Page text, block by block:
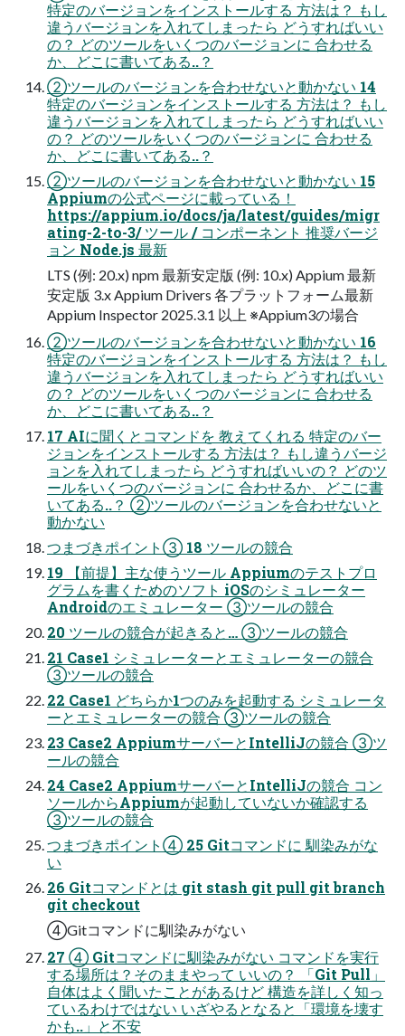
特定のバージョンをインストールする 方法は？ もし
違うバージョンを入れてしまったら どうすればいい
の？ どのツールをいくつのバージョンに 合わせる
か、どこに書いてある..？
②ツールのバージョンを合わせないと動かない 14
特定のバージョンをインストールする 方法は？ もし
違うバージョンを入れてしまったら どうすればいい
の？ どのツールをいくつのバージョンに 合わせる
か、どこに書いてある..？
②ツールのバージョンを合わせないと動かない 15
Appiumの公式ページに載っている！
https://appium.io/docs/ja/latest/guides/migr
ating-2-to-3/ ツール / コンポーネント 推奨バージ
ョン Node.js 最新
LTS (例: 20.x) npm 最新安定版 (例: 10.x) Appium 最新
安定版 3.x Appium Drivers 各プラットフォーム最新
Appium Inspector 2025.3.1 以上 ※Appium3の場合
②ツールのバージョンを合わせないと動かない 16
特定のバージョンをインストールする 方法は？ もし
違うバージョンを入れてしまったら どうすればいい
の？ どのツールをいくつのバージョンに 合わせる
か、どこに書いてある..？
17 AIに聞くとコマンドを 教えてくれる 特定のバー
ジョンをインストールする 方法は？ もし違うバージ
ョンを入れてしまったら どうすればいいの？ どのツ
ールをいくつのバージョンに 合わせるか、どこに書
いてある..？ ②ツールのバージョンを合わせないと
動かない
つまづきポイント③ 18 ツールの競合
19 【前提】主な使うツール Appiumのテストプロ
グラムを書くためのソフト iOSのシミュレーター
Androidのエミュレーター ③ツールの競合
20 ツールの競合が起きると… ③ツールの競合
21 Case1 シミュレーターとエミュレーターの競合
③ツールの競合
22 Case1 どちらか1つのみを起動する シミュレータ
ーとエミュレーターの競合 ③ツールの競合
23 Case2 AppiumサーバーとIntelliJの競合 ③ツ
ールの競合
24 Case2 AppiumサーバーとIntelliJの競合 コン
ソールからAppiumが起動していないか確認する
③ツールの競合
つまづきポイント④ 25 Gitコマンドに 馴染みがな
い
26 Gitコマンドとは git stash git pull git branch
git checkout
④Gitコマンドに馴染みがない
27 ④ Gitコマンドに馴染みがない コマンドを実行
する場所は？そのままやって いいの？ 「Git Pull」
自体はよく聞いたことがあるけど 構造を詳しく知っ
ているわけではない いざやるとなると「環境を壊す
かも..」と不安